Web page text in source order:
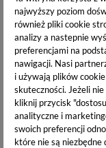
najwyższy poziom
również pliki cookie
analizy a nastepnie
preferencjami na
nawigacji. Nasi
i używają plików
skuteczności. Jeżeli
kliknij przycisk
analityczne i
swoich preferencji
które nie są niezbędne